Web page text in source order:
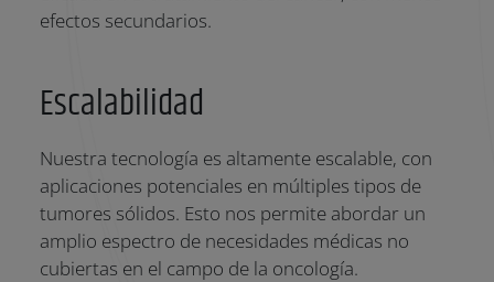
efectos secundarios.
Escalabilidad
Nuestra tecnología es altamente escalable, con
aplicaciones potenciales en múltiples tipos de
tumores sólidos. Esto nos permite abordar un
amplio espectro de necesidades médicas no
cubiertas en el campo de la oncología.